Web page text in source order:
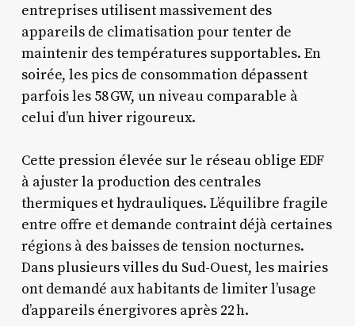
entreprises utilisent massivement des
appareils de climatisation pour tenter de
maintenir des températures supportables. En
soirée, les pics de consommation dépassent
parfois les 58 GW, un niveau comparable à
celui d’un hiver rigoureux.
Cette pression élevée sur le réseau oblige EDF
à ajuster la production des centrales
thermiques et hydrauliques. L’équilibre fragile
entre offre et demande contraint déjà certaines
régions à des baisses de tension nocturnes.
Dans plusieurs villes du Sud-Ouest, les mairies
ont demandé aux habitants de limiter l’usage
d’appareils énergivores après 22 h.